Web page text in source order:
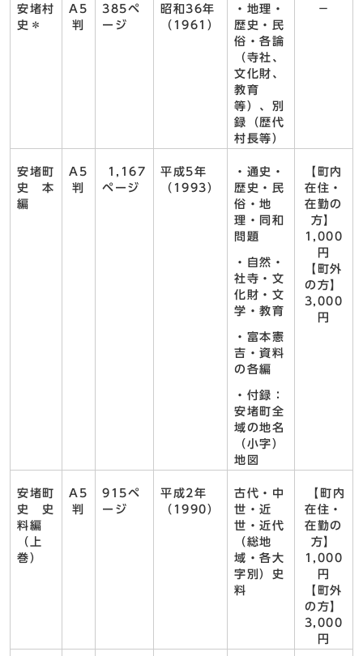
安堵村
史＊
A5
判
385ペ
ージ
昭和36年
（1961）
・地理・
歴史・民
俗・各論
（寺社、
文化財、
教育
等）、別
録（歴代
村長等）
－
安堵町
史 本
編
A5
判
1,167
ページ
平成5年
（1993）
・通史・
歴史・民
俗・地
理・同和
問題
・自然・
社寺・文
化財・文
学・教育
・富本憲
吉・資料
の各編
・付録：
安堵町全
域の地名
（小字）
地図
【町内
在住・
在勤の
方】
1,000
円
【町外
の方】
3,000
円
安堵町
史 史
料編
（上
巻）
A5
判
915ペ
ージ
平成2年
（1990）
古代・中
世・近
世・近代
（総地
域・各大
字別）史
料
【町内
在住・
在勤の
方】
1,000
円
【町外
の方】
3,000
円